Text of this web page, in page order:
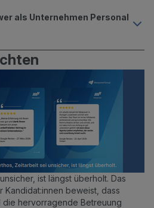
als Unternehmen Personal
ist längst überholt. Das
beweist, dass
die hervorragende Betreuung